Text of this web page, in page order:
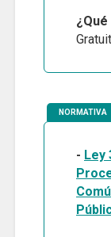
NORMATIVA
- Ley